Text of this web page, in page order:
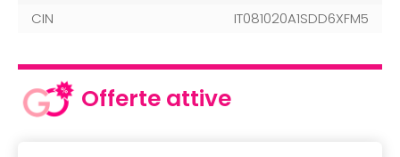
CIN IT081020A1SDD6XFM5
Offerte attive